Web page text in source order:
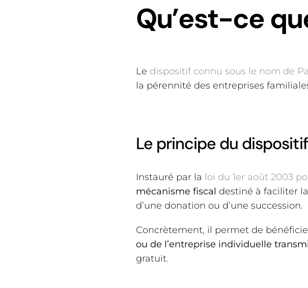
Qu’est-ce
Le dispositif connu sous le nom de
la pérennité des entreprises
Le principe du
Instauré par la loi du 1er août 2003
mécanisme fiscal destiné à faciliter
d’une donation ou d’une succession.
Concrètement, il permet de
ou de l’entreprise individuelle
gratuit.